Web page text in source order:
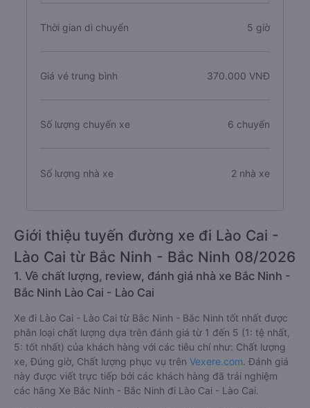
Thời gian di chuyển 5 giờ
Giá vé trung bình 370.000 VNĐ
Số lượng chuyến xe 6 chuyến
Số lượng nhà xe 2 nhà xe
Giới thiệu tuyến đường xe đi Lào Cai -
Lào Cai từ Bắc Ninh - Bắc Ninh 08/2026
1. Về chất lượng, review, đánh giá nhà xe Bắc Ninh -
Bắc Ninh Lào Cai - Lào Cai
Xe đi Lào Cai - Lào Cai từ Bắc Ninh - Bắc Ninh tốt nhất được
phân loại chất lượng dựa trên đánh giá từ 1 đến 5 (1: tệ nhất,
5: tốt nhất) của khách hàng với các tiêu chí như: Chất lượng
xe, Đúng giờ, Chất lượng phục vụ trên Vexere.com. Đánh giá
này được viết trực tiếp bởi các khách hàng đã trải nghiệm
các hãng Xe Bắc Ninh - Bắc Ninh đi Lào Cai - Lào Cai.